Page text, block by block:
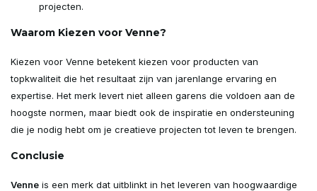
projecten.
Waarom Kiezen voor Venne?
Kiezen voor Venne betekent kiezen voor producten van
topkwaliteit die het resultaat zijn van jarenlange ervaring en
expertise. Het merk levert niet alleen garens die voldoen aan de
hoogste normen, maar biedt ook de inspiratie en ondersteuning
die je nodig hebt om je creatieve projecten tot leven te brengen.
Conclusie
Venne is een merk dat uitblinkt in het leveren van hoogwaardige